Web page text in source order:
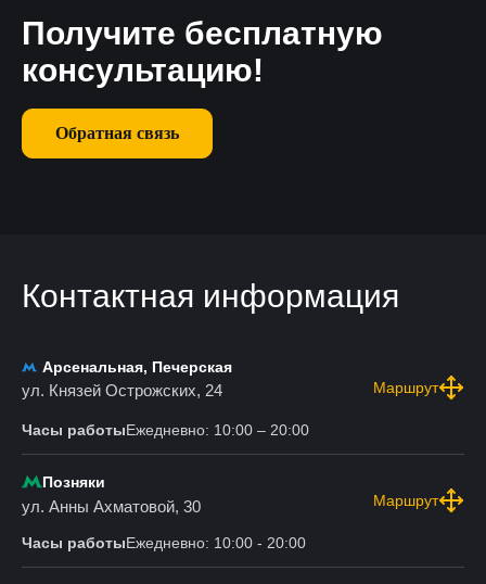
Получите бесплатную
консультацию!
Обратная связь
Контактная информация
Арсенальная, Печерская
ул. Князей Острожских, 24 Маршрут
Часы работыЕжедневно: 10:00 – 20:00
Позняки
ул. Анны Ахматовой, 30 Маршрут
Часы работыЕжедневно: 10:00 - 20:00